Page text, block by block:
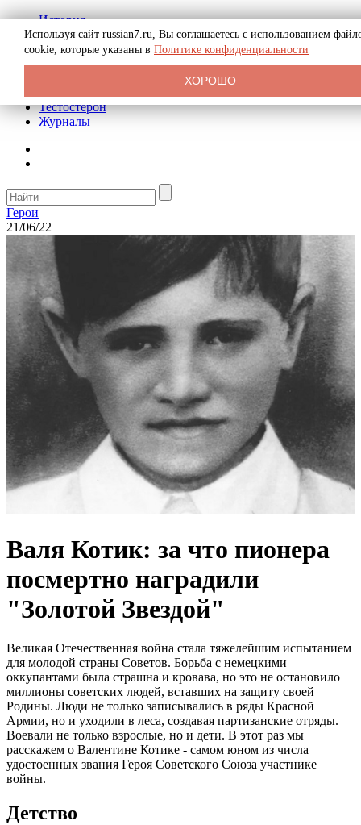
История
Биография
Криминал
Реклама на сайте
Тестостерон
Журналы
Герои
21/06/22
Валя Котик: за что пионера
посмертно наградили
"Золотой Звездой"
Великая Отечественная война стала тяжелейшим испытанием
для молодой страны Советов. Борьба с немецкими
оккупантами была страшна и кровава, но это не остановило
миллионы советских людей, вставших на защиту своей
Родины. Люди не только записывались в ряды Красной
Армии, но и уходили в леса, создавая партизанские отряды.
Воевали не только взрослые, но и дети. В этот раз мы
расскажем о Валентине Котике - самом юном из числа
удостоенных звания Героя Советского Союза участнике
войны.
Детство
Используя сайт russian7.ru, Вы соглашаетесь с использованием
cookie, которые указаны в Политике конфиденциальности
ХОРОШО